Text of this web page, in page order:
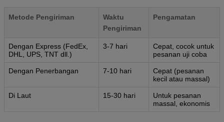
Metode Pengiriman
Waktu
Pengiriman
Pengamatan
Dengan Express (FedEx,
DHL, UPS, TNT dll.)
3-7 hari
Cepat, cocok untuk
pesanan uji coba
Dengan Penerbangan 7-10 hari
Cepat (pesanan
kecil atau massal)
Di Laut 15-30 hari
Untuk pesanan
massal, ekonomis